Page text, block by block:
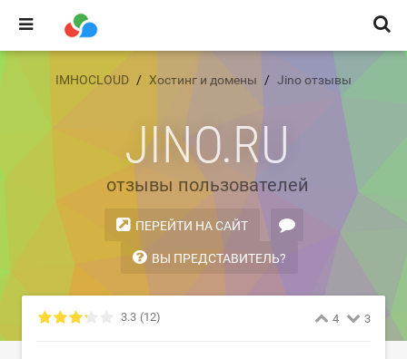
IMHOCLOUD Хостинг и домены Jino отзывы
JINO.RU
отзывы пользователей
ПЕРЕЙТИ НА САЙТ
ВЫ ПРЕДСТАВИТЕЛЬ?
3.3 (12) 4 3